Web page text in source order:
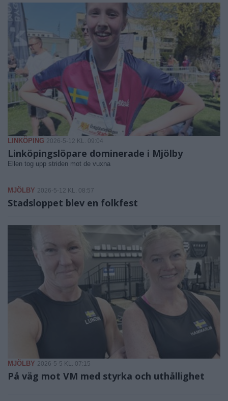
LINKÖPING 2026-5-12 KL. 09:04
Linköpingslöpare dominerade i Mjölby
Ellen tog upp striden mot de vuxna
MJÖLBY 2026-5-12 KL. 08:57
Stadsloppet blev en folkfest
MJÖLBY 2026-5-5 KL. 07:15
På väg mot VM med styrka och uthållighet